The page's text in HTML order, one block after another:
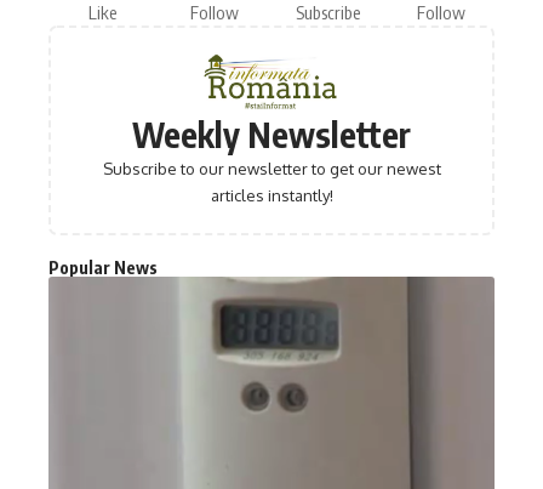
Like Follow Subscribe Follow
Weekly Newsletter
Subscribe to our newsletter to get our newest
articles instantly!
Popular News